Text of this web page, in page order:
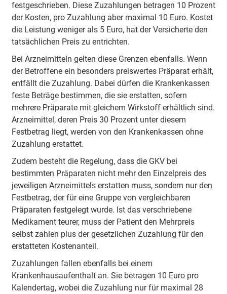
festgeschrieben. Diese Zuzahlungen betragen 10 Prozent
der Kosten, pro Zuzahlung aber maximal 10 Euro. Kostet
die Leistung weniger als 5 Euro, hat der Versicherte den
tatsächlichen Preis zu entrichten.
Bei Arzneimitteln gelten diese Grenzen ebenfalls. Wenn
der Betroffene ein besonders preiswertes Präparat erhält,
entfällt die Zuzahlung. Dabei dürfen die Krankenkassen
feste Beträge bestimmen, die sie erstatten, sofern
mehrere Präparate mit gleichem Wirkstoff erhältlich sind.
Arzneimittel, deren Preis 30 Prozent unter diesem
Festbetrag liegt, werden von den Krankenkassen ohne
Zuzahlung erstattet.
Zudem besteht die Regelung, dass die GKV bei
bestimmten Präparaten nicht mehr den Einzelpreis des
jeweiligen Arzneimittels erstatten muss, sondern nur den
Festbetrag, der für eine Gruppe von vergleichbaren
Präparaten festgelegt wurde. Ist das verschriebene
Medikament teurer, muss der Patient den Mehrpreis
selbst zahlen plus der gesetzlichen Zuzahlung für den
erstatteten Kostenanteil.
Zuzahlungen fallen ebenfalls bei einem
Krankenhausaufenthalt an. Sie betragen 10 Euro pro
Kalendertag, wobei die Zuzahlung nur für maximal 28